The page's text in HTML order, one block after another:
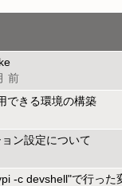
前
できる環境の構築
ン設定について
-c devshell"で行った